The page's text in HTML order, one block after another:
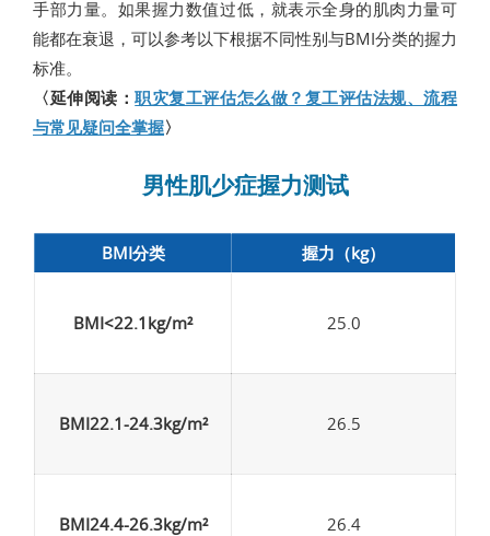
手部力量。如果握力数值过低，就表示全身的肌肉力量可
能都在衰退，可以参考以下根据不同性别与BMI分类的握力
标准。
〈延伸阅读：职灾复工评估怎么做？复工评估法规、流程
与常见疑问全掌握〉
男性肌少症握力测试
BMI分类 握力（kg）
BMI<22.1kg/m² 25.0
BMI22.1-24.3kg/m² 26.5
BMI24.4-26.3kg/m² 26.4